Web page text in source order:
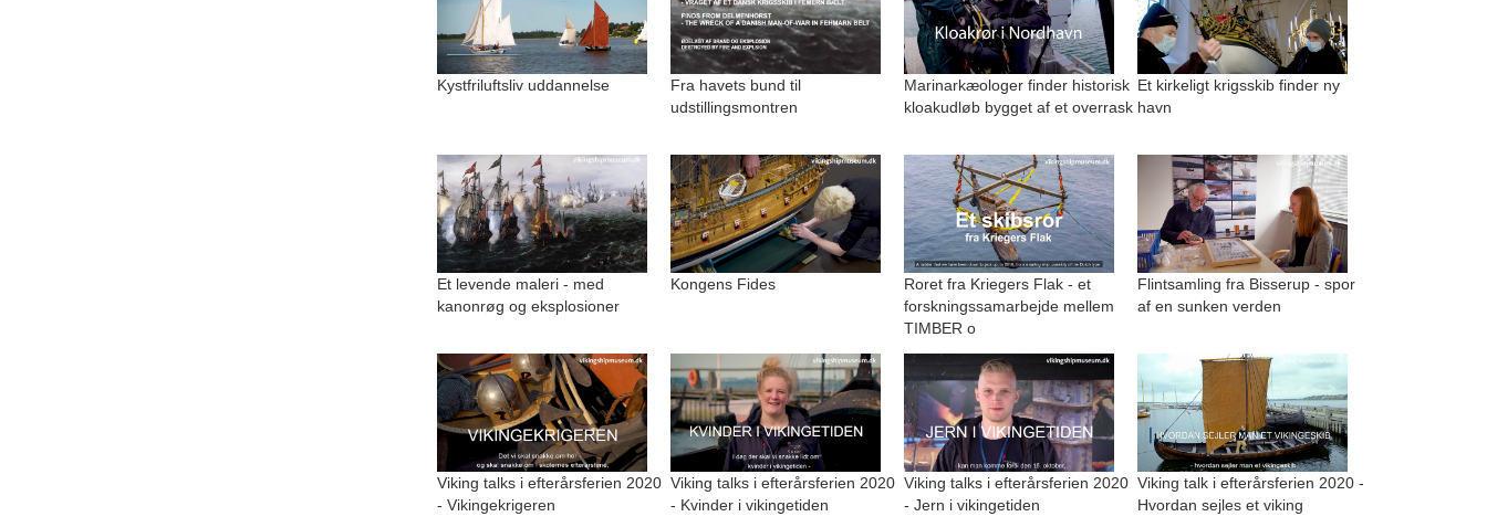
Kystfriluftsliv uddannelse
Fra havets bund til
udstillingsmontren
Marinarkæologer finder historisk
kloakudløb bygget af et overrask
Et kirkeligt krigsskib finder ny
havn
Et levende maleri - med
kanonrøg og eksplosioner
Kongens Fides
Roret fra Kriegers Flak - et
forskningssamarbejde mellem
TIMBER o
Flintsamling fra Bisserup - spor
af en sunken verden
Viking talks i efterårsferien 2020
- Vikingekrigeren
Viking talks i efterårsferien 2020
- Kvinder i vikingetiden
Viking talks i efterårsferien 2020
- Jern i vikingetiden
Viking talk i efterårsferien 2020 -
Hvordan sejles et viking